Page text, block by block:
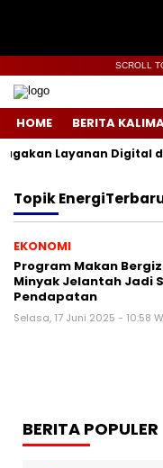
SCROLL
HOME BERITA
Layanan Digital
Topik
EKONOMI
Program Makan
Minyak Jelantah Jadi
Pendapatan
Selasa, 17 Juni 2025 - 10:58
BERITA POPULER